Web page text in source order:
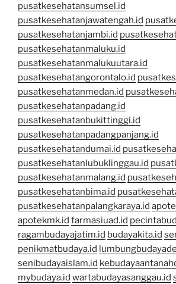
pusatkesehatansumsel.id
pusatkesehatanjawatengah.id
pusatkesehatanjambi.id
pusatkesehatanmaluku.id
pusatkesehatanmalukuutara.id
pusatkesehatangorontalo.id
pusatkesehatanmedan.id
pusatkesehatanpadang.id
pusatkesehatanbukittinggi.id
pusatkesehatanpadangpanjang.id
pusatkesehatandumai.id
pusatkesehatanlubuklinggau.id
pusatkesehatanmalang.id
pusatkesehatanbima.id
pusatkesehatanpalangkaraya.id
apotekmk.id farmasiuad.id
ragambudayajatim.id budayakita.id
penikmatbudaya.id
senibudayaislam.id
mybudaya.id wartabudayasanggau.id